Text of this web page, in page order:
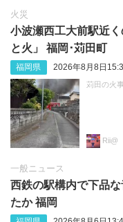
火災
小波瀬西工大前駅近
と火」 福岡･苅田町
福岡県 2026年8月8日
苅田の火
Rii@
一般ニュース
西鉄の駅構内で下品
たか 福岡